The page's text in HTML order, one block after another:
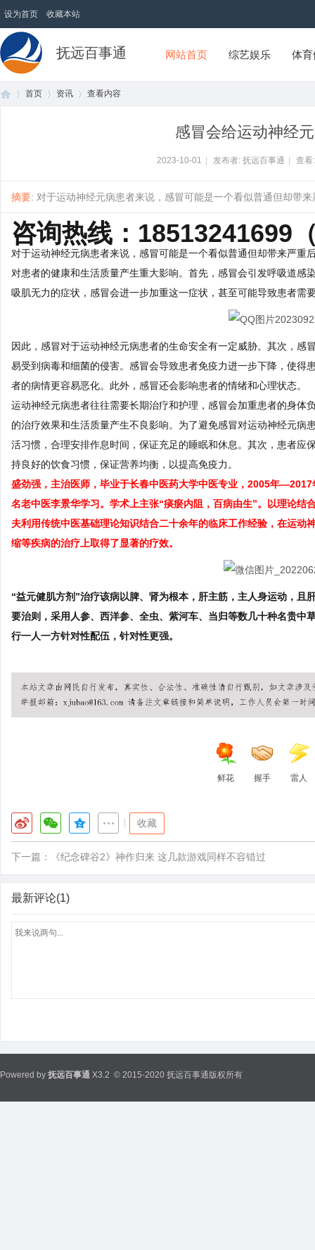
设为首页 收藏本站
抚远百事通 网站首页 综艺娱乐 体
首页 资讯 查看内容
感冒会给运动神经
2023-10-01 发布者: 抚远百事通 查
摘要: 对于运动神经元病患者来说，感冒可能是一个看似普通但却带
咨询热线：18513241699
对于运动神经元病患者来说，感冒可能是一个看似普通但却带来严
对患者的健康和生活质量产生重大影响。首先，感冒会引发呼吸道
吸肌无力的症状，感冒会进一步加重这一症状，甚至可能导致患者需
因此，感冒对于运动神经元病患者的生命安全有一定威胁。其次，
易受到病毒和细菌的侵害。感冒会导致患者免疫力进一步下降，使得
者的病情更容易恶化。此外，感冒还会影响患者的情绪和心理状态。
运动神经元病患者往往需要长期治疗和护理，感冒会加重患者的身体
的治疗效果和生活质量产生不良影响。为了避免感冒对运动神经元
活习惯，合理安排作息时间，保证充足的睡眠和休息。其次，患者应
持良好的饮食习惯，保证营养均衡，以提高免疫力。
盛劲强，主治医师，毕业于长春中医药大学中医专业，2005年
名老中医李景华学习。学术上主张“痰瘀内阻，百病由生”。以理论
夫利用传统中医基础理论知识结合二十余年的临床工作经验，在运动
缩等疾病的治疗上取得了显著的疗效。
“益元健肌方剂”治疗该病以脾、肾为根本，肝主筋，主人身运动，
要治则，采用人参、西洋参、全虫、紫河车、当归等数几十种名贵中
行一人一方针对性配伍，针对性更强。
鲜花 握手 雷人
收藏
下一篇： 《纪念碑谷2》神作归来 这几款游戏同样不容错过
最新评论(1)
Powered by 抚远百事通 X3.2 © 2015-2020 抚远百事通版权所有